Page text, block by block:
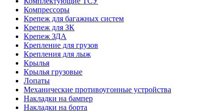
Компрессоры
Крепеж для багажных систем
Крепеж для ЗК
Крепеж ЗДА
Крепление для грузов
Крепления для лыж
Крылья
Крылья грузовые
Лопаты
Механические противоугонные устройства
Накладки на бампер
Накладки на борта